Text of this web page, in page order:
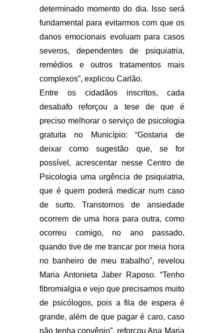
determinado momento do dia. Isso será
fundamental para evitarmos com que os
danos emocionais evoluam para casos
severos, dependentes de psiquiatria,
remédios e outros tratamentos mais
complexos”, explicou Carlão.
Entre os cidadãos inscritos, cada
desabafo reforçou a tese de que é
preciso melhorar o serviço de psicologia
gratuita no Município: “Gostaria de
deixar como sugestão que, se for
possível, acrescentar nesse Centro de
Psicologia uma urgência de psiquiatria,
que é quem poderá medicar num caso
de surto. Transtornos de ansiedade
ocorrem de uma hora para outra, como
ocorreu comigo, no ano passado,
quando tive de me trancar por meia hora
no banheiro de meu trabalho”, revelou
Maria Antonieta Jaber Raposo. “Tenho
fibromialgia e vejo que precisamos muito
de psicólogos, pois a fila de espera é
grande, além de que pagar é caro, caso
não tenha convênio”, reforçou Ana Maria